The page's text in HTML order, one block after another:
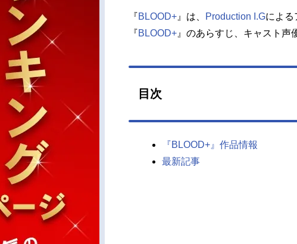
『BLOOD+ 』は、 Production I.Gによる
『BLOOD+ 』のあらすじ、キャスト声
目次
『BLOOD+』作品情報
最新記事